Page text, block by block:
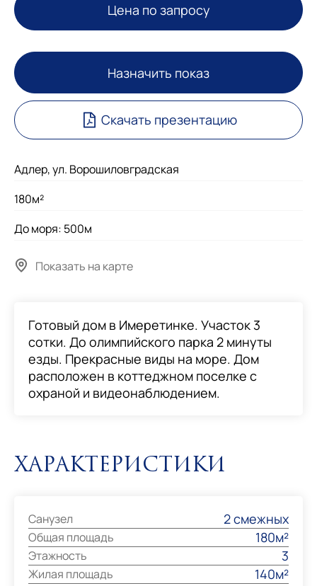
Цена по запросу
Назначить показ
Скачать презентацию
Адлер, ул. Ворошиловградская
180м²
До моря: 500м
Показать на карте
Готовый дом в Имеретинке. Участок 3
сотки. До олимпийского парка 2 минуты
езды. Прекрасные виды на море. Дом
расположен в коттеджном поселке с
охраной и видеонаблюдением.
Характеристики
Санузел 2 смежных
Общая площадь 180м²
Этажность 3
Жилая площадь 140м²